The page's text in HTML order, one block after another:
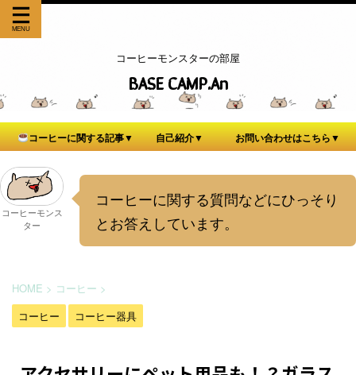
コーヒーモンスターの部屋
BASE CAMP.An
コーヒーに関する記事▼ 自己紹介▼ お問い合わせはこちら▼
コーヒーモンス
ター
コーヒーに関する質問などにひっそり
とお答えしています。
HOME > コーヒー >
コーヒー
コーヒー器具